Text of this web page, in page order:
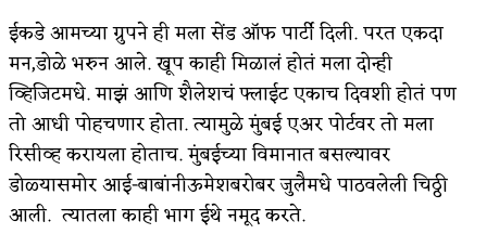
ईकडे आमच्या ग्रुपने ही मला सेंड ऑफ पार्टी दिली. परत एकदा
मन,डोळे भरुन आले. खूप काही मिळालं होतं मला दोन्ही
व्हिजिटमधे. माझं आणि शैलेशचं फ्लाईट एकाच दिवशी होतं पण
तो आधी पोहचणार होता. त्यामुळे मुंबई एअर पोर्टवर तो मला
रिसीव्ह करायला होताच. मुंबईच्या विमानात बसल्यावर
डोळ्यासमोर आई-बाबांनीऊमेशबरोबर जुलैमधे पाठवलेली चिठ्ठी
आली. त्यातला काही भाग ईथे नमूद करते.